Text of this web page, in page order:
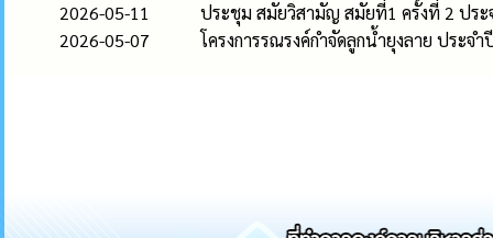
2026-05-11
ประชุม สมัยวิสามัญ สมัยที่1 ครั้งที่ 2 ปร
2026-05-07
โครงการรณรงค์กำจัดลูกน้ำยุงลาย ประจ